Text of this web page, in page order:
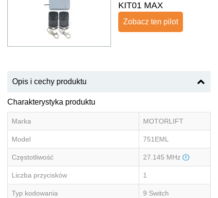
KIT01 MAX
Zobacz ten pilot
Opis i cechy produktu
Charakterystyka produktu
Marka MOTORLIFT
Model 751EML
Częstotliwość 27.145 MHz
Liczba przycisków 1
Typ kodowania 9 Switch